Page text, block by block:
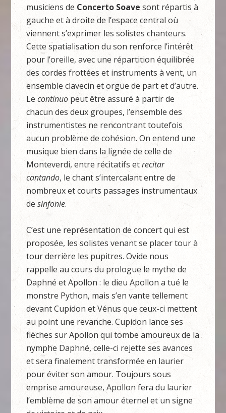
musiciens de Concerto Soavesont répartis à
gauche et à droite de l’espace central où
viennent s’exprimer les solistes chanteurs.
Cette spatialisation du son renforce l’intérêt
pour l’oreille, avec une répartition équilibrée
des cordes frottées et instruments à vent, un
ensemble clavecin et orgue de part et d’autre.
Lecontinuo peut être assuré à partir de
chacun des deux groupes, l’ensemble des
instrumentistes ne rencontrant toutefois
aucun problème de cohésion. On entend une
musique bien dans la lignée de celle de
Monteverdi, entre récitatifs etrecitar
cantando, le chant s’intercalant entre de
nombreux et courts passages instrumentaux
desinfonie.
C’est une représentation de concert qui est
proposée, les solistes venant se placer tour à
tour derrière les pupitres. Ovide nous
rappelle au cours du prologue le mythe de
Daphné et Apollon : le dieu Apollon a tué le
monstre Python, mais s’en vante tellement
devant Cupidon et Vénus que ceux-ci mettent
au point une revanche. Cupidon lance ses
flèches sur Apollon qui tombe amoureux de la
nymphe Daphné, celle-ci rejette ses avances
et sera finalement transformée en laurier
pour éviter son amour. Toujours sous
emprise amoureuse, Apollon fera du laurier
l’emblème de son amour éternel et un signe